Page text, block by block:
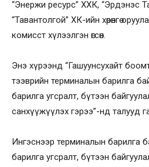
“Энержи ресурс” ХХК, “Эрдэнэс
“Тавантолгой” ХК-ийн хөрөнгө
комисст хүлээлгэн өгсөн.
Энэ хүрээнд “Гашуунсухайт
тээврийн терминалын барилга
барилга угсралт, бүтээн
санхүүжүүлэх гэрээ”-нд талууд
Ингэснээр терминалын барилга
барилга угсралт, бүтээн